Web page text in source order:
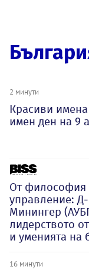
2 минути
Красиви
имен ден на 9
От философия
управление:
Минингер
лидерството
и уменията на
16 минути